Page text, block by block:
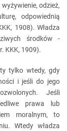
odzież,
odpowiednią
1908). Władza
środków -
KKK, 1909).
tylko wtedy, gdy
i jeśli do jego
Jeśli
prawa lub
moralnym, to
Wtedy władza